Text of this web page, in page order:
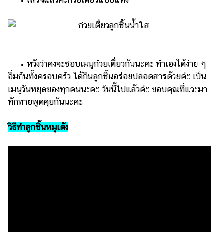
• หวังว่าคงจะชอบเมนูก๋วยเตี๋ยวกันนะคะ ทำเองได้ง่าย ๆ
อิ่มกันทั้งครอบครัว ได้กินลูกชิ้นอร่อยปลอดสารด้วยค่ะ เป็น
เมนูวันหยุดของทุกคนนะคะ วันนี้ไปแล้วค่ะ ขอบคุณที่แวะมา
ทักทายพูดคุยกันนะคะ
วิธีทำลูกชิ้นหมูเด้ง